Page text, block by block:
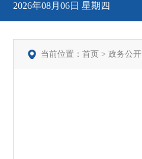
2026年08月06日 星期四
当前位置： 首页 > 政务公开